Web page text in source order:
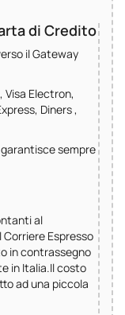
di Credito
il Gateway
Visa Electron,
Diners ,
sempre
al
Espresso
in contrassegno
in Italia.Il costo
ad una piccola